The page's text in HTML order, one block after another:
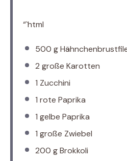
“`html
500 g
2 große Karotten
1 Zucchini
1 rote Paprika
1 gelbe Paprika
1 große Zwiebel
200 gBrokkoli